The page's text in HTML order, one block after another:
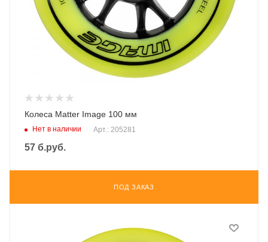
Колеса Matter Image 100 мм
Нет в наличии Арт.: 205281
57 б.руб.
ПОД ЗАКАЗ